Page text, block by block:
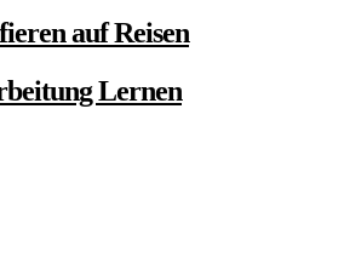
auf Reisen
Lernen